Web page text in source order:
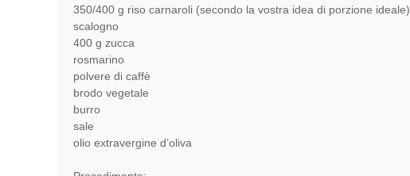
350/400 g riso carnaroli (secondo la vostra idea di porzione ideale)
scalogno
400 g zucca
rosmarino
polvere di caffè
brodo vegetale
burro
sale
olio extravergine d’oliva